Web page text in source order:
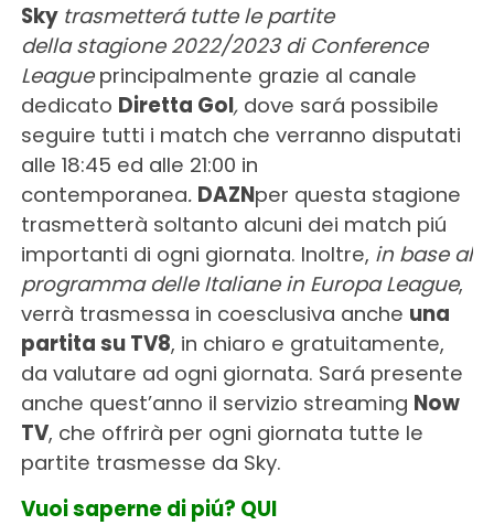
Sky trasmetterá tutte le partite
della stagione 2022/2023 di Conference
League principalmente grazie al canale
dedicato Diretta Gol, dove sará possibile
seguire tutti i match che verranno disputati
alle 18:45 ed alle 21:00 in
contemporanea. DAZNper questa stagione
trasmetterà soltanto alcuni dei match piú
importanti di ogni giornata. Inoltre, in base al
programma delle Italiane in Europa League,
verrà trasmessa in coesclusiva anche una
partita su TV8, in chiaro e gratuitamente,
da valutare ad ogni giornata. Sará presente
anche quest’anno il servizio streaming Now
TV, che offrirà per ogni giornata tutte le
partite trasmesse da Sky.
Vuoi saperne di piú? QUI